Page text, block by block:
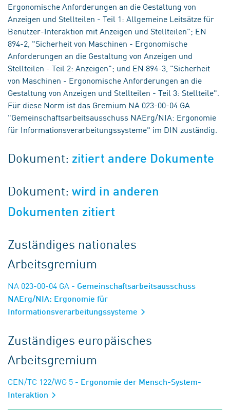
Ergonomische Anforderungen an die Gestaltung von
Anzeigen und Stellteilen - Teil 1: Allgemeine Leitsätze für
Benutzer-Interaktion mit Anzeigen und Stellteilen"; EN
894-2, "Sicherheit von Maschinen - Ergonomische
Anforderungen an die Gestaltung von Anzeigen und
Stellteilen - Teil 2: Anzeigen"; und EN 894-3, "Sicherheit
von Maschinen - Ergonomische Anforderungen an die
Gestaltung von Anzeigen und Stellteilen - Teil 3: Stellteile".
Für diese Norm ist das Gremium NA 023-00-04 GA
"Gemeinschaftsarbeitsausschuss NAErg/NIA: Ergonomie
für Informationsverarbeitungssysteme" im DIN zuständig.
Dokument: zitiert andere Dokumente
Dokument:wird in anderen
Dokumenten zitiert
Zuständiges nationales
Arbeitsgremium
NA 023-00-04 GA - Gemeinschaftsarbeitsausschuss
NAErg/NIA: Ergonomie für
Informationsverarbeitungssysteme
Zuständiges europäisches
Arbeitsgremium
CEN/TC 122/WG 5 - Ergonomie der Mensch-System-
Interaktion